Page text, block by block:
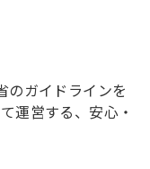
のガイドラインを
運営する、安心・